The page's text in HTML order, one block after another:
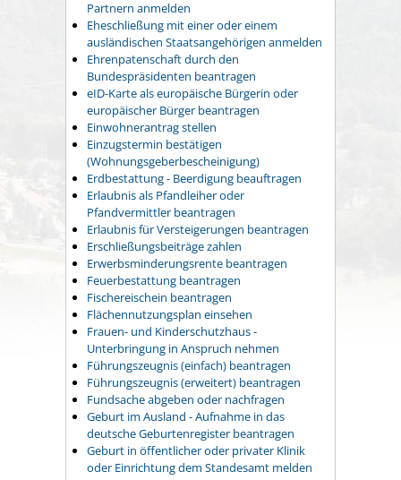
Partnern anmelden
Eheschließung mit einer oder einem
ausländischen Staatsangehörigen anmelden
Ehrenpatenschaft durch den
Bundespräsidenten beantragen
eID-Karte als europäische Bürgerin oder
europäischer Bürger beantragen
Einwohnerantrag stellen
Einzugstermin bestätigen
(Wohnungsgeberbescheinigung)
Erdbestattung - Beerdigung beauftragen
Erlaubnis als Pfandleiher oder
Pfandvermittler beantragen
Erlaubnis für Versteigerungen beantragen
Erschließungsbeiträge zahlen
Erwerbsminderungsrente beantragen
Feuerbestattung beantragen
Fischereischein beantragen
Flächennutzungsplan einsehen
Frauen- und Kinderschutzhaus -
Unterbringung in Anspruch nehmen
Führungszeugnis (einfach) beantragen
Führungszeugnis (erweitert) beantragen
Fundsache abgeben oder nachfragen
Geburt im Ausland - Aufnahme in das
deutsche Geburtenregister beantragen
Geburt in öffentlicher oder privater Klinik
oder Einrichtung dem Standesamt melden